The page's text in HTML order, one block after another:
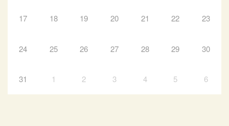
17 18 19 20 21 22 23
24 25 26 27 28 29 30
31 1 2 3 4 5 6